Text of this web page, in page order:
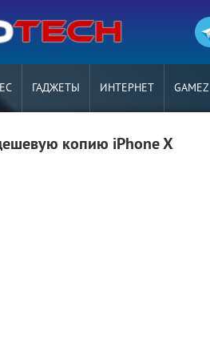
ГАДЖЕТЫ ИНТЕРНЕТ GAMEZ
копию iPhone X